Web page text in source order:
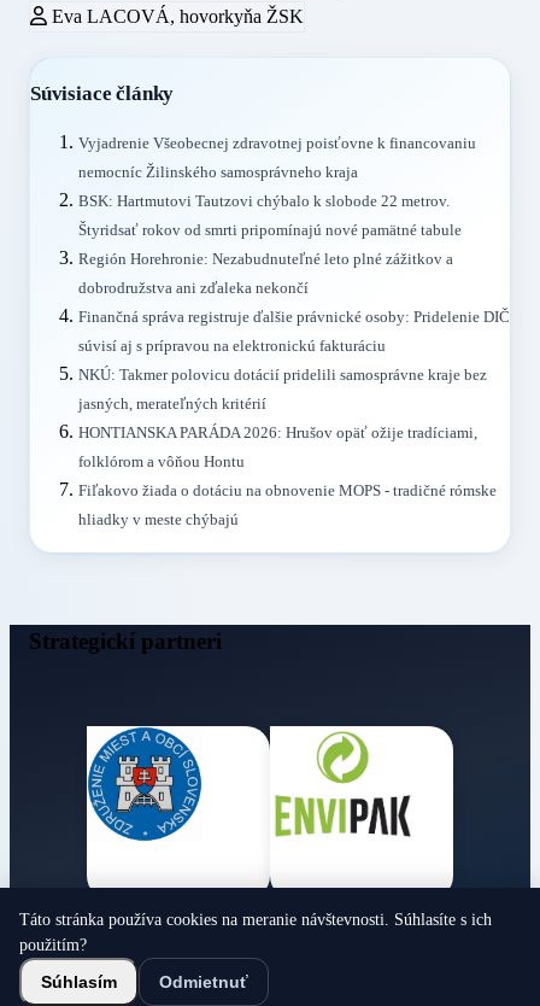
Eva LACOVÁ, hovorkyňa ŽSK
Súvisiace články
Vyjadrenie Všeobecnej zdravotnej poisťovne k financovaniu
nemocníc Žilinského samosprávneho kraja
BSK: Hartmutovi Tautzovi chýbalo k slobode 22 metrov.
Štyridsať rokov od smrti pripomínajú nové pamätné tabule
Región Horehronie: Nezabudnuteľné leto plné zážitkov a
dobrodružstva ani zďaleka nekončí
Finančná správa registruje ďalšie právnické osoby: Pridelenie DIČ
súvisí aj s prípravou na elektronickú fakturáciu
NKÚ: Takmer polovicu dotácií pridelili samosprávne kraje bez
jasných, merateľných kritérií
HONTIANSKA PARÁDA 2026: Hrušov opäť ožije tradíciami,
folklórom a vôňou Hontu
Fiľakovo žiada o dotáciu na obnovenie MOPS - tradičné rómske
hliadky v meste chýbajú
Strategickí partneri
Obecné noviny
© 2026 Všetky práva vyhradené
Táto stránka používa cookies na meranie návštevnosti. Súhlasíte s ich
použitím?
Súhlasím Odmietnuť